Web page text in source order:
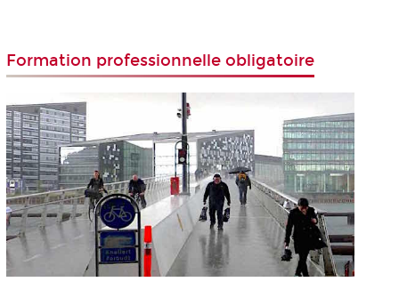
Formation professionnelle obligatoire